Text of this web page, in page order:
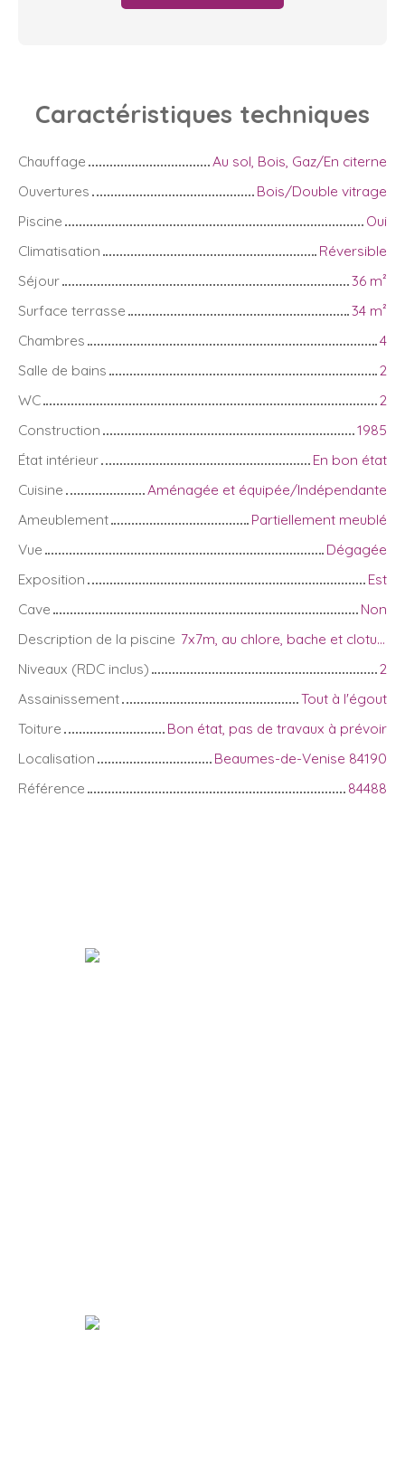
Caractéristiques techniques
Chauffage
Au sol, Bois, Gaz/En citerne
Ouvertures
Bois/Double vitrage
Piscine
Oui
Climatisation
Réversible
Séjour
36 m²
Surface terrasse
34 m²
Chambres
4
Salle de bains
2
WC
2
Construction
1985
État intérieur
En bon état
Cuisine
Aménagée et équipée/Indépendante
Ameublement
Partiellement meublé
Vue
Dégagée
Exposition
Est
Cave
Non
Description de la piscine
7x7m, au chlore, bache et cloture de sécurité
Niveaux (RDC inclus)
2
Assainissement
Tout à l'égout
Toiture
Bon état, pas de travaux à prévoir
Localisation
Beaumes-de-Venise 84190
Référence
84488